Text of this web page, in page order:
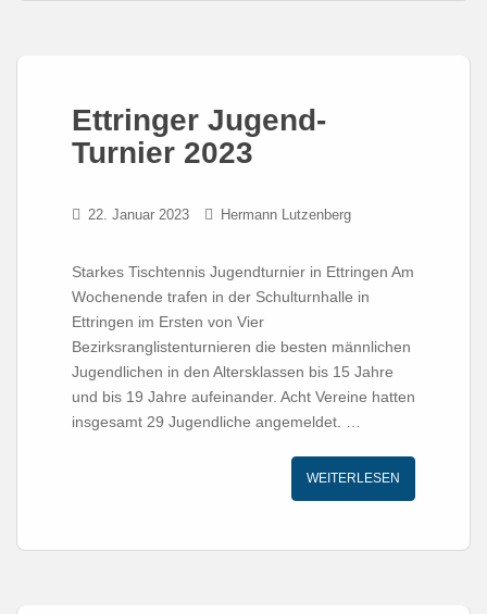
Ettringer Jugend-
Turnier 2023
22. Januar 2023 Hermann Lutzenberg
Starkes Tischtennis Jugendturnier in Ettringen Am
Wochenende trafen in der Schulturnhalle in
Ettringen im Ersten von Vier
Bezirksranglistenturnieren die besten männlichen
Jugendlichen in den Altersklassen bis 15 Jahre
und bis 19 Jahre aufeinander. Acht Vereine hatten
insgesamt 29 Jugendliche angemeldet. …
WEITERLESEN